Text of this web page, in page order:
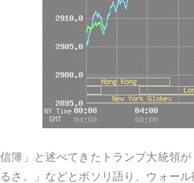
信簿」と述べてきたトランプ大統領
さ。」などとボソリ語り、ウォー